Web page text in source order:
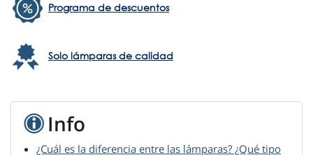
Programa de descuentos
Solo lámparas de calidad
Info
¿Cuál es la diferencia entre las lámparas? ¿Qué tipo